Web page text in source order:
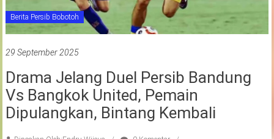
Berita Persib Bobotoh
29 September 2025
Drama Jelang Duel Persib Bandung
Vs Bangkok United, Pemain
Dipulangkan, Bintang Kembali